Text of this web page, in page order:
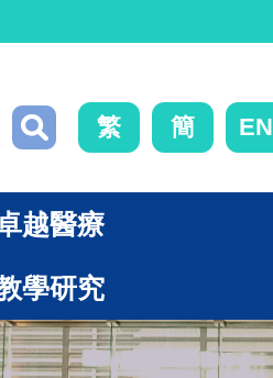
繁 簡 EN
越醫療
學研究